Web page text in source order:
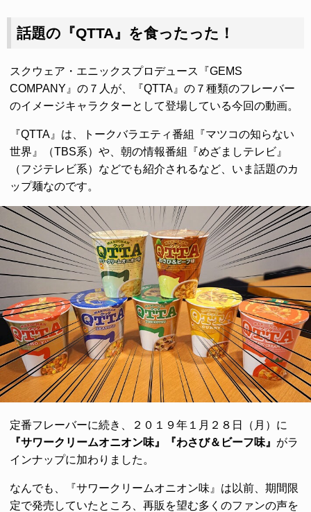
話題の『QTTA』を食ったった！
スクウェア・エニックスプロデュース『GEMS
COMPANY』の７人が、『QTTA』の７種類のフレーバー
のイメージキャラクターとして登場している今回の動画。
『QTTA』は、トークバラエティ番組『マツコの知らない
世界』（TBS系）や、朝の情報番組『めざましテレビ』
（フジテレビ系）などでも紹介されるなど、いま話題のカ
ップ麺なのです。
定番フレーバーに続き、２０１９年１月２８日（月）に
『サワークリームオニオン味』
『わさび＆ビーフ味』 がラ
インナップに加わりました。
なんでも、『サワークリームオニオン味』は以前、期間限
定で発売していたところ、再販を望む多くのファンの声を